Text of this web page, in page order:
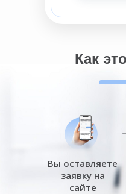
Как
Вы оставляете
заявку на
сайте